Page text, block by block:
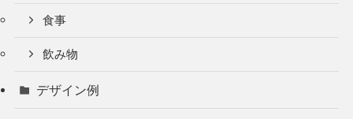
食事
飲み物
デザイン例